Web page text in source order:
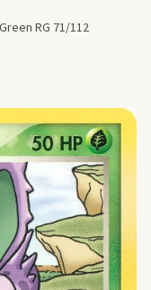
RG 71/112